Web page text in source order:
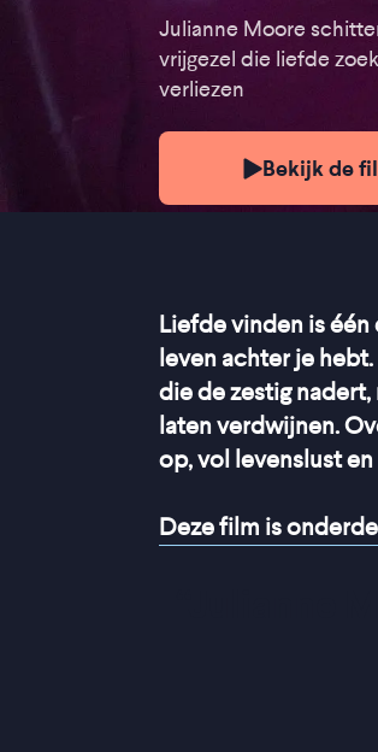
Julianne Moore
vrijgezel die liefde
verliezen
Bekijk de
Liefde vinden is één
leven achter je hebt.
die de zestig
laten verdwijnen.
op, vol levenslust
Deze film is